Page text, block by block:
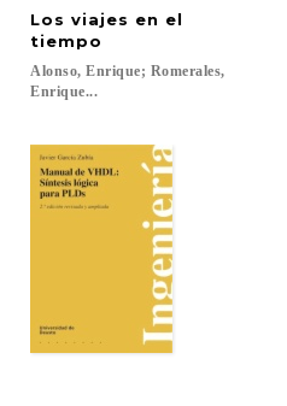
Los viajes en el
tiempo
Alonso, Enrique; Romerales,
Enrique...